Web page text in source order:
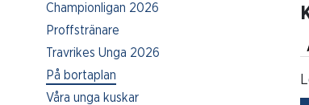
Championligan 2026
Proffstränare
Travrikes Unga 2026
På bortaplan
Våra unga kuskar